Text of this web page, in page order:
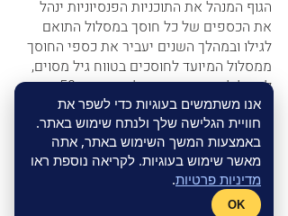
אנו משתמשים בעוגיות כדי לשפר את
חוויית הגלישה שלך ולנתח שימוש באתר.
באמצעות המשך השימוש באתר, אתה
מאשר שימוש בעוגיות. לקריאה נוספת ראו
מדיניות פרטיות.
OK
הגוף המנהל את התוכניות הפנסיוניות ינהל
את הכספים של כל חוסך במסלול התואם
לגילו ובמהלך השנים יעביר את כספי החוסך
ממסלול המיועד לחוסכים בטווח גיל מסוים,
למשל לחוסכים אשר גילם נמוך מ- 50,
למסלול המיועד לחוסכים בגיל מבוגר יותר,
למשל למסלול השקעות המיועד לחסכים בני
קופת גמל בניהול אישי: